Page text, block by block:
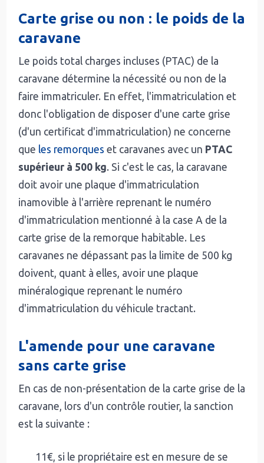
Carte grise ou non : le poids de la
caravane
Le poids total charges incluses (PTAC) de la
caravane détermine la nécessité ou non de la
faire immatriculer. En effet, l'immatriculation et
donc l'obligation de disposer d'une carte grise
(d'un certificat d'immatriculation) ne concerne
que les remorques et caravanes avec un PTAC
supérieur à 500 kg. Si c'est le cas, la caravane
doit avoir une plaque d'immatriculation
inamovible à l'arrière reprenant le numéro
d'immatriculation mentionné à la case A de la
carte grise de la remorque habitable. Les
caravanes ne dépassant pas la limite de 500 kg
doivent, quant à elles, avoir une plaque
minéralogique reprenant le numéro
d'immatriculation du véhicule tractant.
L'amende pour une caravane
sans carte grise
En cas de non-présentation de la carte grise de la
caravane, lors d'un contrôle routier, la sanction
est la suivante :
11€, si le propriétaire est en mesure de se